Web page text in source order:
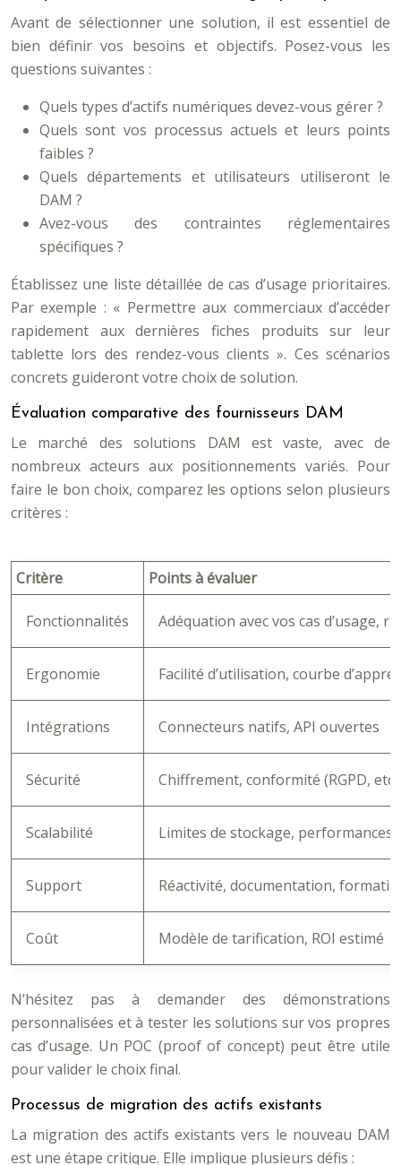
Avant de sélectionner une solution, il est essentiel de
bien définir vos besoins et objectifs. Posez-vous les
questions suivantes :
Quels types d’actifs numériques devez-vous gérer ?
Quels sont vos processus actuels et leurs points
faibles ?
Quels départements et utilisateurs utiliseront le
DAM ?
Avez-vous des contraintes réglementaires
spécifiques ?
Établissez une liste détaillée de cas d’usage prioritaires.
Par exemple : « Permettre aux commerciaux d’accéder
rapidement aux dernières fiches produits sur leur
tablette lors des rendez-vous clients ». Ces scénarios
concrets guideront votre choix de solution.
Évaluation comparative des fournisseurs DAM
Le marché des solutions DAM est vaste, avec de
nombreux acteurs aux positionnements variés. Pour
faire le bon choix, comparez les options selon plusieurs
critères :
Critère Points à évaluer
Fonctionnalités Adéquation avec vos cas d’usage,
Ergonomie Facilité d’utilisation, courbe
Intégrations Connecteurs natifs, API ouvertes
Sécurité Chiffrement, conformité (RGPD, etc.)
Scalabilité Limites de stockage, performances
Support Réactivité, documentation,
Coût Modèle de tarification, ROI estimé
N’hésitez pas à demander des démonstrations
personnalisées et à tester les solutions sur vos propres
cas d’usage. Un POC (proof of concept) peut être utile
pour valider le choix final.
Processus de migration des actifs existants
La migration des actifs existants vers le nouveau DAM
est une étape critique. Elle implique plusieurs défis :